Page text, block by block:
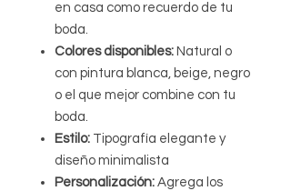
en casa como recuerdo de tu
boda.
Colores disponibles: Natural o
con pintura blanca, beige, negro
o el que mejor combine con tu
boda.
Estilo: Tipografía elegante y
diseño minimalista
Personalización: Agrega los